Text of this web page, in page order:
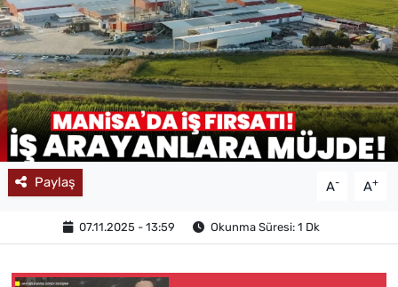
Paylaş A- A+
07.11.2025 - 13:59 Okunma Süresi: 1 Dk
MAGAZİN